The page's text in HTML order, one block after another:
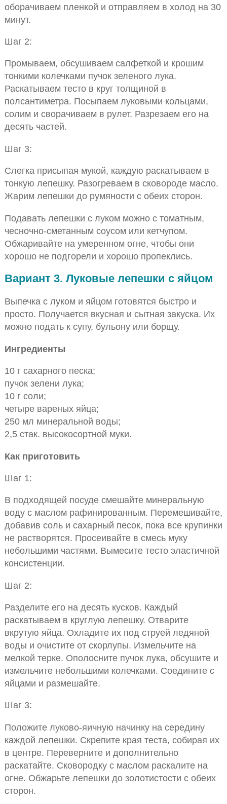
оборачиваем пленкой и отправляем в холод на 30
минут.
Шаг 2:
Промываем, обсушиваем салфеткой и крошим
тонкими колечками пучок зеленого лука.
Раскатываем тесто в круг толщиной в
полсантиметра. Посыпаем луковыми кольцами,
солим и сворачиваем в рулет. Разрезаем его на
десять частей.
Шаг 3:
Слегка присыпая мукой, каждую раскатываем в
тонкую лепешку. Разогреваем в сковороде масло.
Жарим лепешки до румяности с обеих сторон.
Подавать лепешки с луком можно с томатным,
чесночно-сметанным соусом или кетчупом.
Обжаривайте на умеренном огне, чтобы они
хорошо не подгорели и хорошо пропеклись.
Вариант 3. Луковые лепешки с яйцом
Выпечка с луком и яйцом готовятся быстро и
просто. Получается вкусная и сытная закуска. Их
можно подать к супу, бульону или борщу.
Ингредиенты
10 г сахарного песка;
пучок зелени лука;
10 г соли;
четыре вареных яйца;
250 мл минеральной воды;
2,5 стак. высокосортной муки.
Как приготовить
Шаг 1:
В подходящей посуде смешайте минеральную
воду с маслом рафинированным. Перемешивайте,
добавив соль и сахарный песок, пока все крупинки
не растворятся. Просеивайте в смесь муку
небольшими частями. Вымесите тесто эластичной
консистенции.
Шаг 2:
Разделите его на десять кусков. Каждый
раскатываем в круглую лепешку. Отварите
вкрутую яйца. Охладите их под струей ледяной
воды и очистите от скорлупы. Измельчите на
мелкой терке. Ополосните пучок лука, обсушите и
измельчите небольшими колечками. Соедините с
яйцами и размешайте.
Шаг 3:
Положите луково-яичную начинку на середину
каждой лепешки. Скрепите края теста, собирая их
в центре. Переверните и дополнительно
раскатайте. Сковородку с маслом раскалите на
огне. Обжарьте лепешки до золотистости с обеих
сторон.